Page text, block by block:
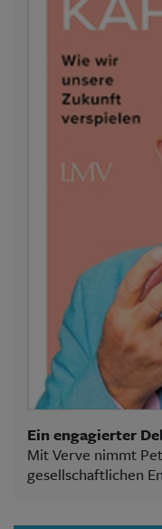
Ein engagierter
Mit Verve nimmt
gesellschaftlichen